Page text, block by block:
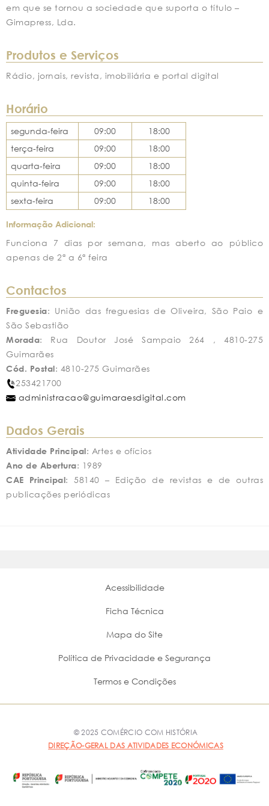
em que se tornou a sociedade que suporta o título –
Gimapress, Lda.
Produtos e Serviços
Rádio, jornais, revista, imobiliária e portal digital
Horário
segunda-feira 09:00
18:00
terça-feira
09:00
18:00
quarta-feira
09:00
18:00
quinta-feira
09:00
18:00
sexta-feira
09:00 18:00
Informação Adicional:
Funciona 7 dias por semana, mas aberto ao público
apenas de 2ª a 6ª feira
Contactos
Freguesia: União das freguesias de Oliveira, São Paio e
São Sebastião
Morada: Rua Doutor José Sampaio 264 , 4810-275
Guimarães
Cód. Postal: 4810-275 Guimarães
253421700
administracao@guimaraesdigital.com
Dados Gerais
Atividade Principal: Artes e ofícios
Ano de Abertura: 1989
CAE Principal: 58140 – Edição de revistas e de outras
publicações periódicas
Acessibilidade
Ficha Técnica
Mapa do Site
Política de Privacidade e Segurança
Termos e Condições
© 2025 COMÉRCIO COM HISTÓRIA
DIREÇÃO-GERAL DAS ATIVIDADES ECONÓMICAS